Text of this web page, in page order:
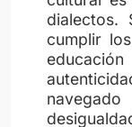
dialectos.
cumplir